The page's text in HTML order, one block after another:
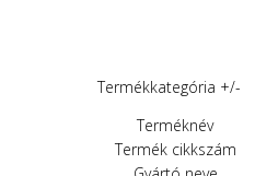
Termékkategória +/-
Terméknév
Termék cikkszám